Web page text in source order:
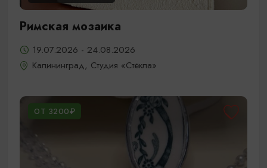
Римская мозаика
19.07.2026 - 24.08.2026
Калининград, Студия «Стёкла»
ОТ 3200₽